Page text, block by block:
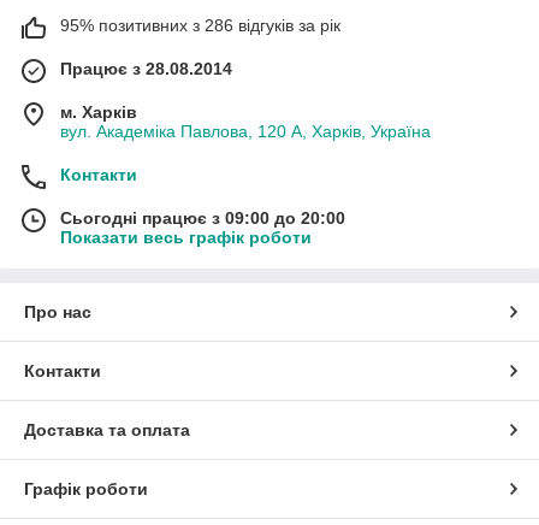
95% позитивних з 286 відгуків за рік
Працює з 28.08.2014
м. Харків
вул. Академіка Павлова, 120 А, Харків, Україна
Контакти
Сьогодні працює з 09:00 до 20:00
Показати весь графік роботи
Про нас
Контакти
Доставка та оплата
Графік роботи